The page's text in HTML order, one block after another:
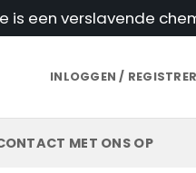
is een verslavende
INLOGGEN /
MET ONS OP